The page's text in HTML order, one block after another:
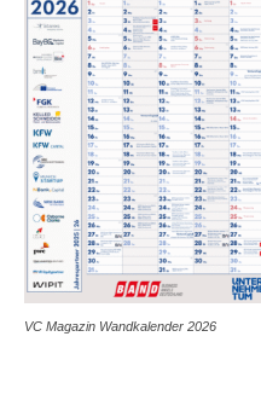
VC Magazin Wandkalender 2026